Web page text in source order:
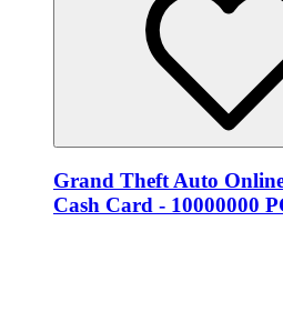
Grand Theft Auto
Cash Card - 10000000